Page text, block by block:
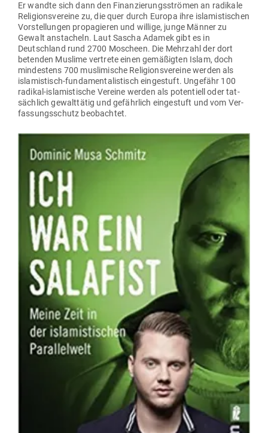
Er wandte sich dann den Finan­zie­rungs­strömen an radikale
Reli­gi­ons­vereine zu, die quer durch Europa ihre isla­mis­ti­schen
Vor­stel­lungen pro­pa­gieren und willige, junge Männer zu
Gewalt ansta­cheln. Laut Sascha Adamek gibt es in
Deutschland rund 2700 Moscheen. Die Mehrzahl der dort
betenden Muslime ver­trete einen gemä­ßigten Islam, doch
min­destens 700 mus­li­mische Reli­gi­ons­vereine werden als
isla­mis­tisch-fun­da­men­ta­lis­tisch ein­ge­stuft. Ungefähr 100
radikal-isla­mis­tische Vereine werden als poten­tiell oder tat­
sächlich gewalt­tätig und gefährlich ein­ge­stuft und vom Ver­
fas­sungs­schutz beobachtet.